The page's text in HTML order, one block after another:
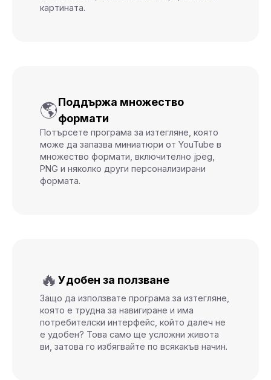
картината.
🌎Поддържа множество
формати
Потърсете програма за изтегляне, която
може да запазва миниатюри от YouTube в
множество формати, включително jpeg,
PNG и няколко други персонализирани
формата.
🔥 Удобен за ползване
Защо да използвате програма за изтегляне,
която е трудна за навигиране и има
потребителски интерфейс, който далеч не
е удобен? Това само ще усложни живота
ви, затова го избягвайте по всякакъв начин.